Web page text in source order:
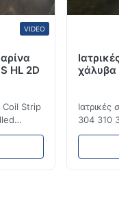
VIDEO
HL 2D
Strip
310
/
χάλυβα
Ιατρικές
304 310
χάλυβας